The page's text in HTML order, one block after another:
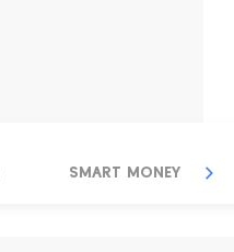
SMART MONEY